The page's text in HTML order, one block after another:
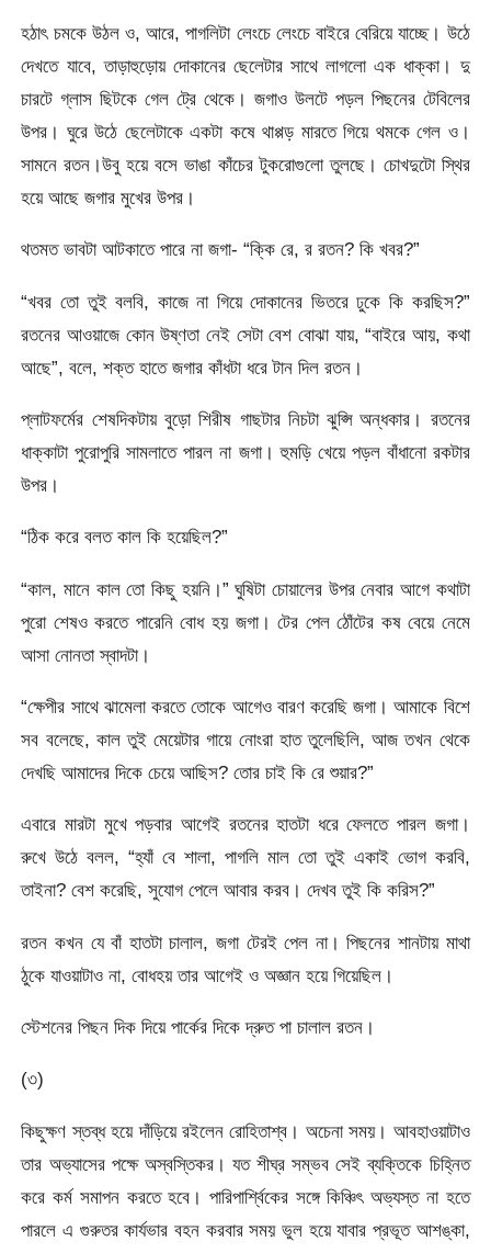
হঠাৎ চমকে উঠল ও, আরে, পাগলিটা লেংচে লেংচে বাইরে বেরিয়ে যাচ্ছে। উঠে
দেখতে যাবে, তাড়াহুড়োয় দোকানের ছেলেটার সাথে লাগলো এক ধাক্কা। দু
চারটে গ্লাস ছিটকে গেল ট্রে থেকে। জগাও উলটে পড়ল পিছনের টেবিলের
উপর। ঘুরে উঠে ছেলেটাকে একটা কষে থাপ্পড় মারতে গিয়ে থমকে গেল ও।
সামনে রতন।উবু হয়ে বসে ভাঙা কাঁচের টুকরোগুলো তুলছে। চোখদুটো স্থির
হয়ে আছে জগার মুখের উপর।
থতমত ভাবটা আটকাতে পারে না জগা- “ক্কি রে, র রতন? কি খবর?”
“খবর তো তুই বলবি, কাজে না গিয়ে দোকানের ভিতরে ঢুকে কি করছিস?”
রতনের আওয়াজে কোন উষ্ণতা নেই সেটা বেশ বোঝা যায়, “বাইরে আয়, কথা
আছে”, বলে, শক্ত হাতে জগার কাঁধটা ধরে টান দিল রতন।
প্লাটফর্মের শেষদিকটায় বুড়ো শিরীষ গাছটার নিচটা ঝুপ্সি অন্ধকার। রতনের
ধাক্কাটা পুরোপুরি সামলাতে পারল না জগা। হুমড়ি খেয়ে পড়ল বাঁধানো রকটার
উপর।
“ঠিক করে বলত কাল কি হয়েছিল?”
“কাল, মানে কাল তো কিছু হয়নি।” ঘুষিটা চোয়ালের উপর নেবার আগে কথাটা
পুরো শেষও করতে পারেনি বোধ হয় জগা। টের পেল ঠোঁটের কষ বেয়ে নেমে
আসা নোনতা স্বাদটা।
“ক্ষেপীর সাথে ঝামেলা করতে তোকে আগেও বারণ করেছি জগা। আমাকে বিশে
সব বলেছে, কাল তুই মেয়েটার গায়ে নোংরা হাত তুলেছিলি, আজ তখন থেকে
দেখছি আমাদের দিকে চেয়ে আছিস? তোর চাই কি রে শুয়ার?”
এবারে মারটা মুখে পড়বার আগেই রতনের হাতটা ধরে ফেলতে পারল জগা।
রুখে উঠে বলল, “হ্যাঁ বে শালা, পাগলি মাল তো তুই একাই ভোগ করবি,
তাইনা? বেশ করেছি, সুযোগ পেলে আবার করব। দেখব তুই কি করিস?”
রতন কখন যে বাঁ হাতটা চালাল, জগা টেরই পেল না। পিছনের শানটায় মাথা
ঠুকে যাওয়াটাও না, বোধহয় তার আগেই ও অজ্ঞান হয়ে গিয়েছিল।
স্টেশনের পিছন দিক দিয়ে পার্কের দিকে দ্রুত পা চালাল রতন।
(৩)
কিছুক্ষণ স্তব্ধ হয়ে দাঁড়িয়ে রইলেন রোহিতাশ্ব। অচেনা সময়। আবহাওয়াটাও
তার অভ্যাসের পক্ষে অস্বস্তিকর। যত শীঘ্র সম্ভব সেই ব্যক্তিকে চিহ্নিত
করে কর্ম সমাপন করতে হবে। পারিপার্শ্বিকের সঙ্গে কিঞ্চিৎ অভ্যস্ত না হতে
পারলে এ গুরুতর কার্যভার বহন করবার সময় ভুল হয়ে যাবার প্রভূত আশঙ্কা,